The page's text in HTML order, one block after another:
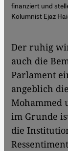
finanziert und
Kolumnist Ejaz
Der ruhig
auch die
Parlament
angeblich
Mohammed
im Grunde
die